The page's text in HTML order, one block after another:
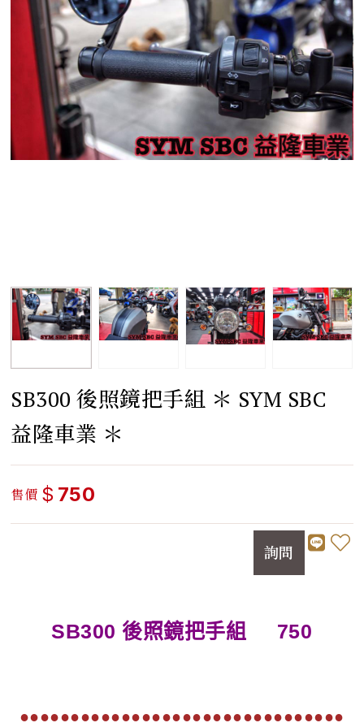
SB300 後照鏡把手組 ＊ SYM SBC
益隆車業 ＊
售價 $ 750
詢問
SB300 後照鏡把手組 750
●●●●●●●●●●●●●●●●●●●●●●●●●●●●●●●●